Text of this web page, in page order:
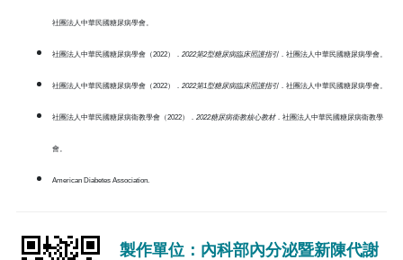
社團法人中華民國糖尿病學會。
社團法人中華民國糖尿病學會（2022）． 2022第2型糖尿病臨床照護指引 ．社團法人中華民國糖尿病學會。
社團法人中華民國糖尿病學會（2022）． 2022第1型糖尿病臨床照護指引 ．社團法人中華民國糖尿病學會。
社團法人中華民國糖尿病衛教學會（2022）． 2022糖尿病衛教核心教材．社團法人中華民國糖尿病衛教學
會。
American Diabetes Association.
製作單位：內科部內分泌暨新陳代謝